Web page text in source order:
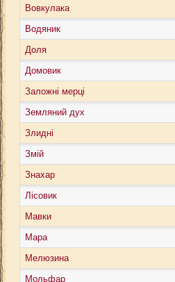
Вовкулака
Водяник
Доля
Домовик
Заложні мерці
Земляний дух
Злидні
Змій
Знахар
Лісовик
Мавки
Мара
Мелюзина
Мольфар